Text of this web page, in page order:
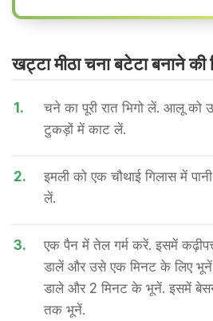
खट्टा मीठा चना बटेटा बनाने की
1.
चने का पूरी रात भिगो लें. आलू
टुकड़ों में काट लें.
2.
इमली को एक चौथाई गिलास में
लें.
3.
एक पैन में तेल गर्म करें. इसमें
डालें और उसे एक मिनट के लिए
डाले और 2 मिनट के भूनें. इसमें
तक भूनें.